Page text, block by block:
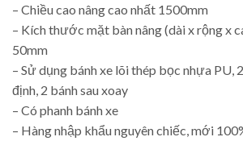
– Chiều cao nâng cao nhất 1500mm
– Kích thước mặt bàn nâng (dài x rộng x
50mm
– Sử dụng bánh xe lõi thép bọc nhựa PU,
định, 2 bánh sau xoay
– Có phanh bánh xe
– Hàng nhập khẩu nguyên chiếc, mới